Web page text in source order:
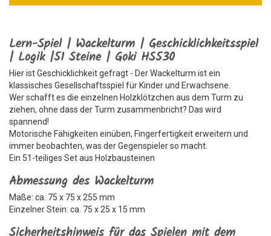
Lern-Spiel | Wackelturm | Geschicklichkeitsspiel
| Logik |51 Steine | Goki HS530
Hier ist Geschicklichkeit gefragt - Der Wackelturm ist ein
klassisches Gesellschaftsspiel für Kinder und Erwachsene.
Wer schafft es die einzelnen Holzklötzchen aus dem Turm zu
ziehen, ohne dass der Turm zusammenbricht? Das wird
spannend!
Motorische Fähigkeiten einüben, Fingerfertigkeit erweitern und
immer beobachten, was der Gegenspieler so macht.
Ein 51-teiliges Set aus Holzbausteinen
Abmessung des Wackelturm
Maße: ca. 75 x 75 x 255 mm
Einzelner Stein: ca. 75 x 25 x 15 mm